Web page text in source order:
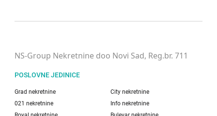
NS-Group Nekretnine doo Novi Sad, Reg.br. 711
POSLOVNE JEDINICE
Grad nekretnine
City nekretnine
021 nekretnine
Info nekretnine